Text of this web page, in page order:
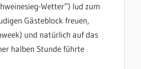
Wetter“) lud zum
Gästeblock freuen,
und natürlich auf das
halben Stunde führte